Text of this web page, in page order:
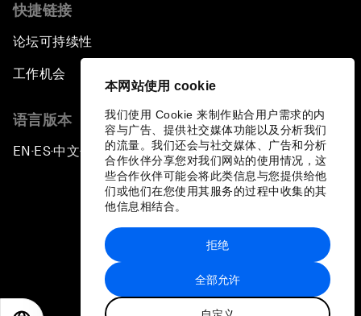
本网站使用 cookie
我们使用 Cookie 来制作贴合用户需求的内
容与广告、提供社交媒体功能以及分析我们
的流量。我们还会与社交媒体、广告和分析
合作伙伴分享您对我们网站的使用情况，这
些合作伙伴可能会将此类信息与您提供给他
们或他们在您使用其服务的过程中收集的其
他信息相结合。
全部允许
拒绝
快捷链接
论坛可持续性
工作机会
语言版本
EN ▪ES▪中文▪ 日本語
站点地图